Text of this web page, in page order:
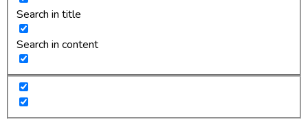
Search in title
Search in content